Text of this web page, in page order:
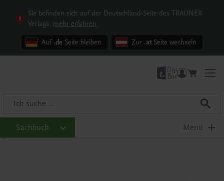
Sie befinden sich auf der Deutschland-Seite des TRAUNER
Verlags. mehr erfahren
Auf .de Seite bleiben Zur .at Seite wechseln
Sachbuch Menü